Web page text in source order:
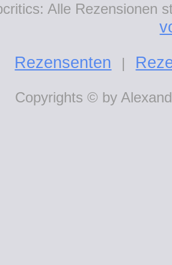
Alle Rezensionen
Rezensenten
|
Copyrights © by